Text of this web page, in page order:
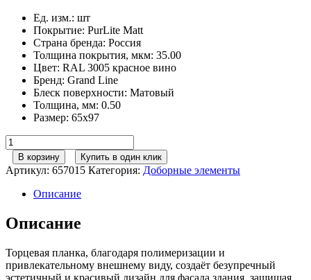
Ед. изм.: шт
Покрытие: PurLite Matt
Страна бренда: Россия
Толщина покрытия, мкм: 35.00
Цвет: RAL 3005 красное вино
Бренд: Grand Line
Блеск поверхности: Матовый
Толщина, мм: 0.50
Размер: 65х97
Количество
товара
Планка
торцевая
кровельная
65х97
0,5
Matt
RAL
3005
В корзину Купить в один клик
Артикул: 657015 Категория: Доборные элементы
Описание
Описание
Торцевая планка, благодаря полимеризации и
привлекательному внешнему виду, создаёт безупречный
эстетичный и красивый дизайн для фасада здания, защищая